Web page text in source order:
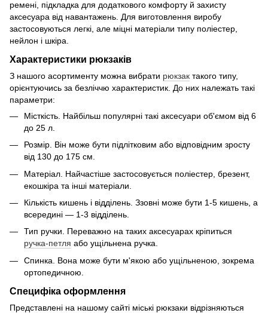
ремені, підкладка для додаткового комфорту й захисту
аксесуара від навантажень. Для виготовлення виробу
застосовуються легкі, але міцні матеріали типу поліестер,
нейлон і шкіра.
Характеристики рюкзаків
З нашого асортименту можна вибрати рюкзак такого типу,
орієнтуючись за безліччю характеристик. До них належать такі
параметри:
Місткість. Найбільш популярні такі аксесуари об'ємом від 6
до 25 л.
Розмір. Він може бути підлітковим або відповідним зросту
від 130 до 175 см.
Матеріал. Найчастіше застосовується поліестер, брезент,
екошкіра та інші матеріали.
Кількість кишень і відділень. Ззовні може бути 1-5 кишень, а
всередині — 1-3 відділень.
Тип ручки. Переважно на таких аксесуарах кріпиться
ручка-петля або ущільнена ручка.
Спинка. Вона може бути м'якою або ущільненою, зокрема
ортопедичною.
Специфіка оформлення
Представлені на нашому сайті міські рюкзаки відрізняються